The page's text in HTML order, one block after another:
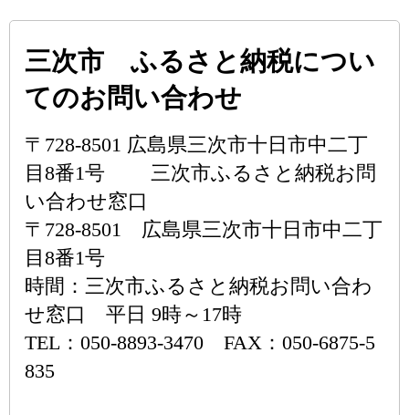
三次市 ふるさと納税につい
てのお問い合わせ
〒728-8501 広島県三次市十日市中二丁
目8番1号 三次市ふるさと納税お問
い合わせ窓口
〒728-8501 広島県三次市十日市中二丁
目8番1号
時間：三次市ふるさと納税お問い合わ
せ窓口 平日 9時～17時
TEL：050-8893-3470 FAX：050-6875-5
835